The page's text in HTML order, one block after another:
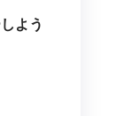
よう